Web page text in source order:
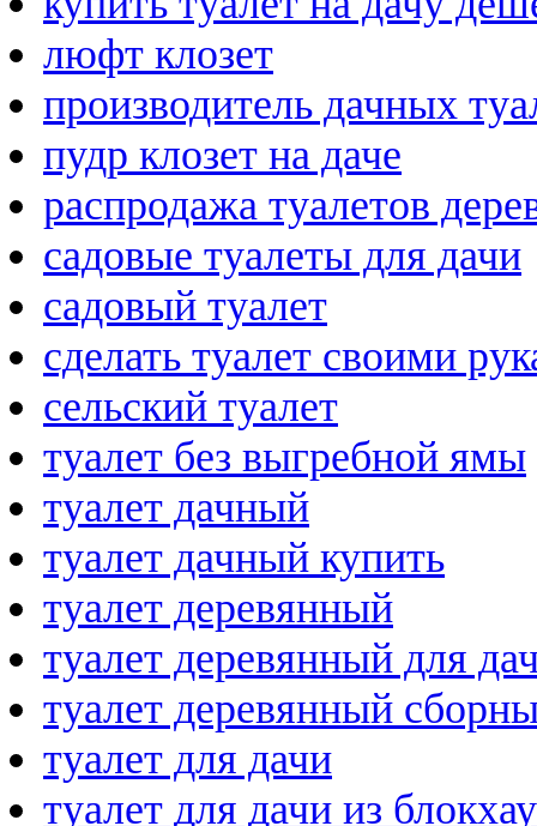
люфт клозет
производитель дачных
пудр клозет на даче
распродажа туалетов
садовые туалеты для дачи
садовый туалет
сделать туалет своими
сельский туалет
туалет без выгребной ямы
туалет дачный
туалет дачный купить
туалет деревянный
туалет деревянный для
туалет деревянный
туалет для дачи
туалет для дачи из